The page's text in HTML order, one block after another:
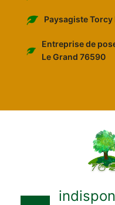
Paysagiste Torcy
Entreprise de
Le Grand 76590